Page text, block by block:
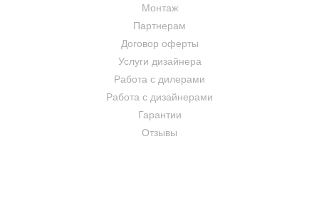
Монтаж
Партнерам
Договор оферты
Услуги дизайнера
Работа с дилерами
Работа с дизайнерами
Гарантии
Отзывы